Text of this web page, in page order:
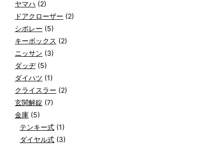
ヤマハ (2)
ドアクローザー (2)
シボレー (5)
キーボックス (2)
ニッサン (3)
ダッヂ(5)
ダイハツ (1)
クライスラー (2)
玄関解錠 (7)
金庫 (5)
テンキー式 (1)
ダイヤル式 (3)